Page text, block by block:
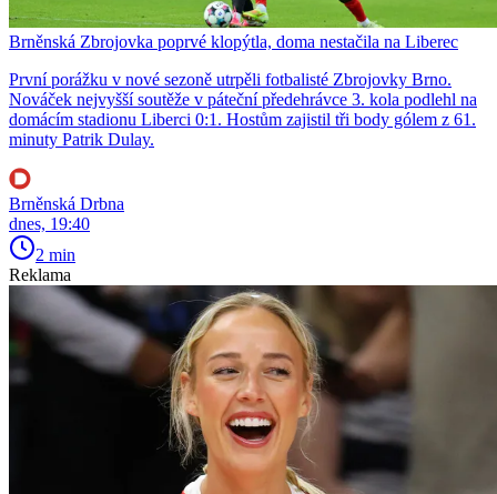
Brněnská Zbrojovka poprvé klopýtla, doma nestačila na Liberec
První porážku v nové sezoně utrpěli fotbalisté Zbrojovky Brno.
Nováček nejvyšší soutěže v páteční předehrávce 3. kola podlehl na
domácím stadionu Liberci 0:1. Hostům zajistil tři body gólem z 61.
minuty Patrik Dulay.
Brněnská Drbna
dnes, 19:40
2 min
Reklama